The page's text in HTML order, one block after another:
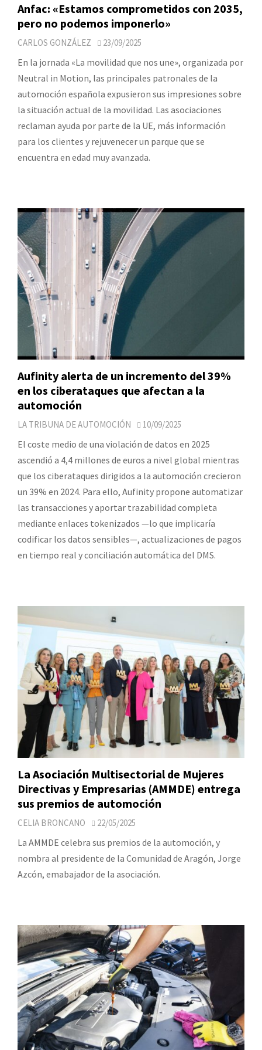
Anfac: «Estamos comprometidos con 2035,
pero no podemos imponerlo»
CARLOS GONZÁLEZ 23/09/2025
En la jornada «La movilidad que nos une», organizada por
Neutral in Motion, las principales patronales de la
automoción española expusieron sus impresiones sobre
la situación actual de la movilidad. Las asociaciones
reclaman ayuda por parte de la UE, más información
para los clientes y rejuvenecer un parque que se
encuentra en edad muy avanzada.
Aufinity alerta de un incremento del 39%
en los ciberataques que afectan a la
automoción
LA TRIBUNA DE AUTOMOCIÓN 10/09/2025
El coste medio de una violación de datos en 2025
ascendió a 4,4 millones de euros a nivel global mientras
que los ciberataques dirigidos a la automoción crecieron
un 39% en 2024. Para ello, Aufinity propone automatizar
las transacciones y aportar trazabilidad completa
mediante enlaces tokenizados —lo que implicaría
codificar los datos sensibles—, actualizaciones de pagos
en tiempo real y conciliación automática del DMS.
La Asociación Multisectorial de Mujeres
Directivas y Empresarias (AMMDE) entrega
sus premios de automoción
CELIA BRONCANO 22/05/2025
La AMMDE celebra sus premios de la automoción, y
nombra al presidente de la Comunidad de Aragón, Jorge
Azcón, emabajador de la asociación.